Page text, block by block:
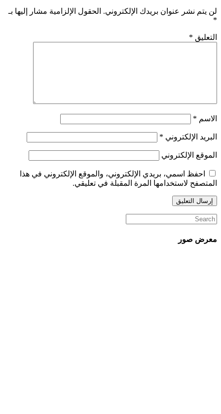
لن يتم نشر عنوان بريدك الإلكتروني. الحقول الإلزامية مشار إليها بـ
*
التعليق *
الاسم *
البريد الإلكتروني *
الموقع الإلكتروني
احفظ اسمي، بريدي الإلكتروني، والموقع الإلكتروني في هذا
المتصفح لاستخدامها المرة المقبلة في تعليقي.
معرض صور